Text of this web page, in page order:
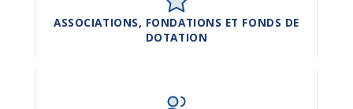
ASSOCIATIONS, FONDATIONS ET FONDS DE
DOTATION